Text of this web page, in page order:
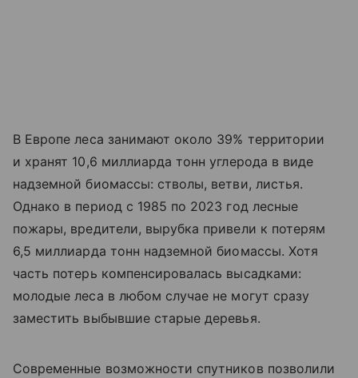
В Европе леса занимают около 39% территории
и хранят 10,6 миллиарда тонн углерода в виде
надземной биомассы: стволы, ветви, листья.
Однако в период с 1985 по 2023 год лесные
пожары, вредители, вырубка привели к потерям
6,5 миллиарда тонн надземной биомассы. Хотя
часть потерь компенсировалась высадками:
молодые леса в любом случае не могут сразу
заместить выбывшие старые деревья.
Современные возможности спутников позволили